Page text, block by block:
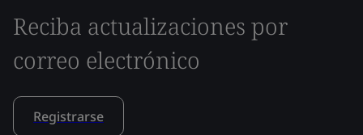
Reciba actualizaciones por
correo electrónico
Registrarse